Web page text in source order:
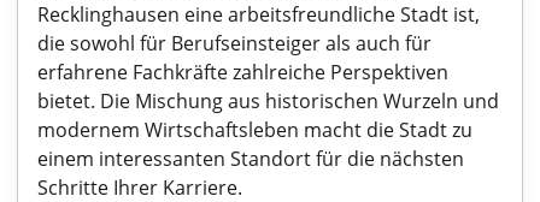
Recklinghausen eine arbeitsfreundliche Stadt ist,
die sowohl für Berufseinsteiger als auch für
erfahrene Fachkräfte zahlreiche Perspektiven
bietet. Die Mischung aus historischen Wurzeln und
modernem Wirtschaftsleben macht die Stadt zu
einem interessanten Standort für die nächsten
Schritte Ihrer Karriere.